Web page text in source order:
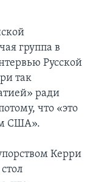
группа в
Русской
так
ради
что «это
США».
Керри